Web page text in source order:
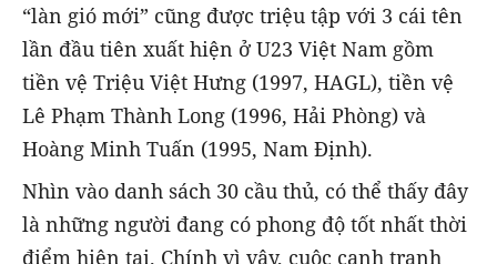
“làn gió mới” cũng được triệu tập với 3 cái tên
lần đầu tiên xuất hiện ở U23 Việt Nam gồm
tiền vệ Triệu Việt Hưng (1997, HAGL), tiền vệ
Lê Phạm Thành Long (1996, Hải Phòng) và
Hoàng Minh Tuấn (1995, Nam Định).
Nhìn vào danh sách 30 cầu thủ, có thể thấy đây
là những người đang có phong độ tốt nhất thời
điểm hiện tại. Chính vì vậy, cuộc cạnh tranh